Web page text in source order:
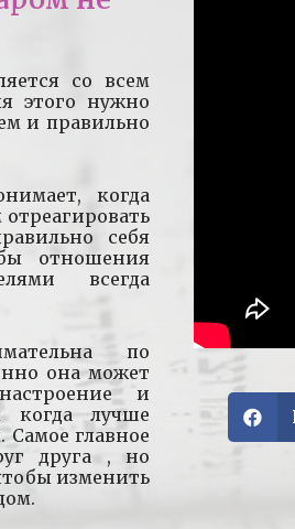
со всем
этого нужно
и правильно
когда
себя
отношения
всегда
по
она может
и
когда лучше
главное
друга , но
изменить